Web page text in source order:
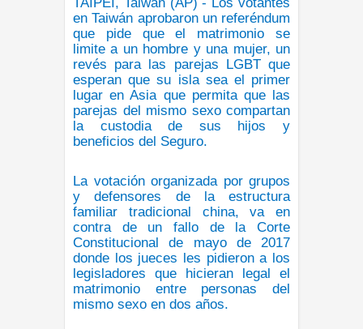
en Taiwán aprobaron un referéndum
que pide que el matrimonio se
limite a un hombre y una mujer, un
revés para las parejas LGBT que
esperan que su isla sea el primer
lugar en Asia que permita que las
parejas del mismo sexo compartan
la custodia de sus hijos y
beneficios del Seguro.
La votación organizada por grupos
y defensores de la estructura
familiar tradicional china, va en
contra de un fallo de la Corte
Constitucional de mayo de 2017
donde los jueces les pidieron a los
legisladores que hicieran legal el
matrimonio entre personas del
mismo sexo en dos años.